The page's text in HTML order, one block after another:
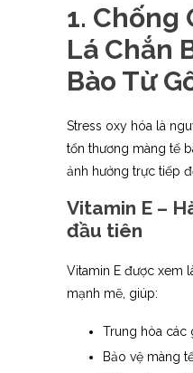
1. Chống
Lá Chắn
Bào Từ
Stress oxy hóa là
tổn thương màng tế
ảnh hưởng trực tiếp
Vitamin E –
đầu tiên
Vitamin E được xem
mạnh mẽ, giúp:
Trung hòa các
Bảo vệ màng